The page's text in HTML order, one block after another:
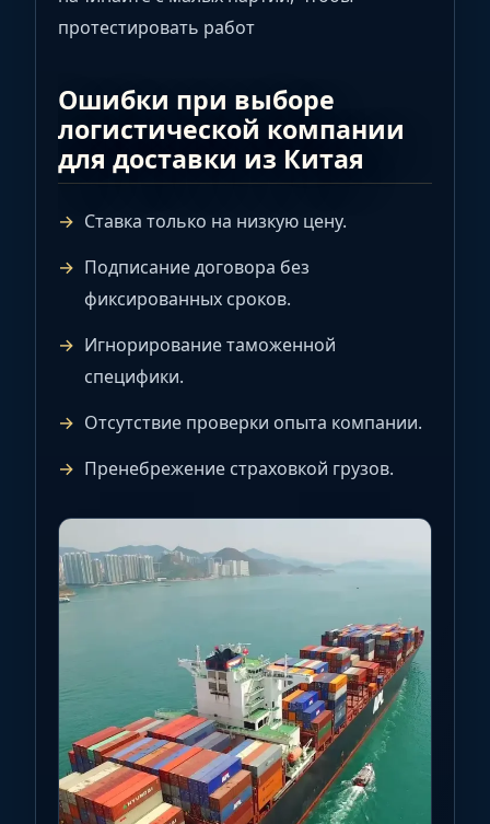
протестировать работ
Ошибки при выборе
логистической компании
для доставки из Китая
Ставка только на низкую цену.
Подписание договора без
фиксированных сроков.
Игнорирование таможенной
специфики.
Отсутствие проверки опыта компании.
Пренебрежение страховкой грузов.